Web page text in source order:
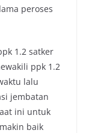
peroses
1.2 satker
ppk 1.2
lalu
jembatan
ini untuk
baik